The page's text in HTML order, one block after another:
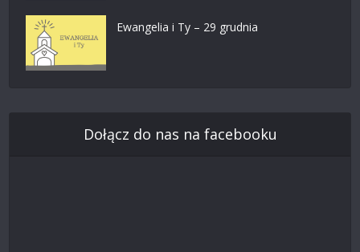
Ewangelia i Ty – 29 grudnia
Dołącz do nas na facebooku